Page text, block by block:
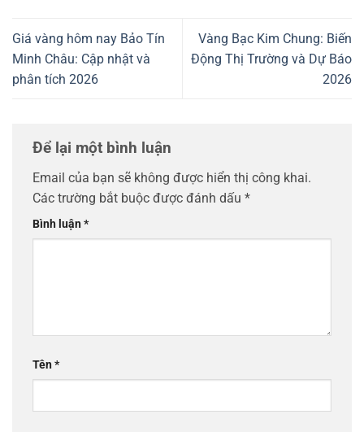
Giá vàng hôm nay Bảo Tín
Minh Châu: Cập nhật và
phân tích 2026
Vàng Bạc Kim Chung: Biến
Động Thị Trường và Dự Báo
2026
Để lại một bình luận
Email của bạn sẽ không được hiển thị công khai.
Các trường bắt buộc được đánh dấu *
Bình luận*
Tên*